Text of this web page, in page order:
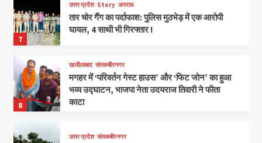
7
उत्तर प्रदेश Story अपराध
तार चोर गैंग का पर्दाफाश: पुलिस मुठभेड़ में एक आरोपी
घायल, 4 साथी भी गिरफ्तार !
8
खलीलाबाद संतकबीरनगर
मगहर में ‘परिवर्तन गेस्ट हाउस’ और ‘फिट जोन’ का हुआ
भव्य उद्घाटन, भाजपा नेता उदयराज तिवारी ने फीता
काटा
उत्तर प्रदेश संतकबीरनगर